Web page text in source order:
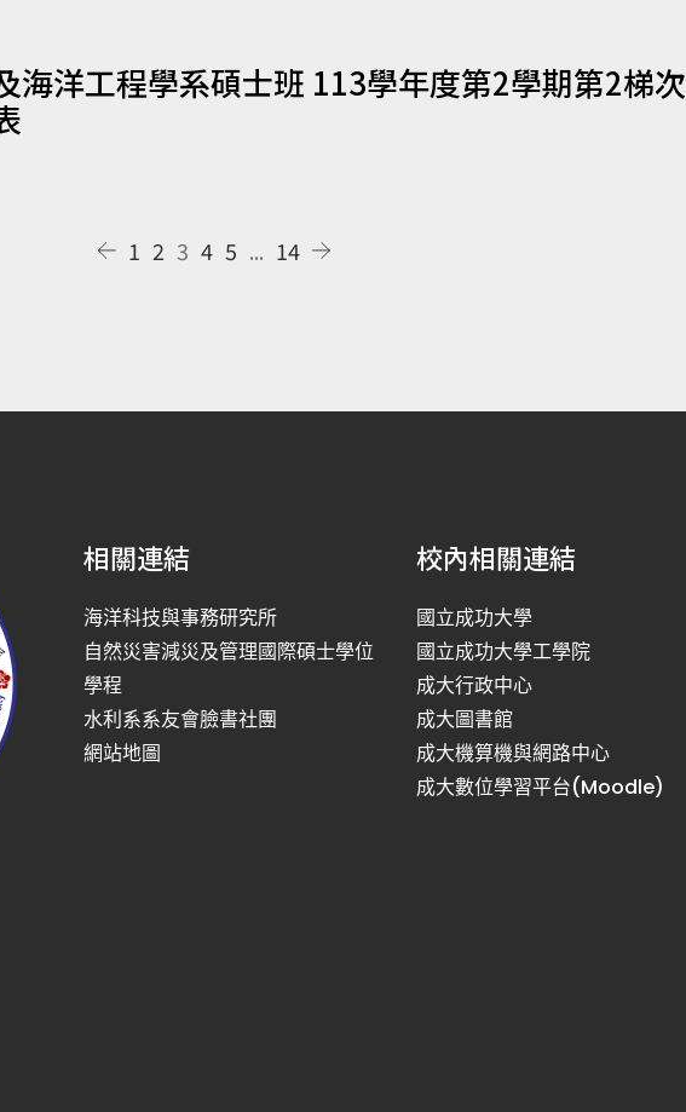
海洋工程學系碩士班 113學年度第2學期第2梯次
1 2 3 4 5 ... 14
相關連結
海洋科技與事務研究所
自然災害減災及管理國際碩士學位
學程
水利系系友會臉書社團
網站地圖
校內相關連結
國立成功大學
國立成功大學工學院
成大行政中心
成大圖書館
成大機算機與網路中心
成大數位學習平台(Moodle)